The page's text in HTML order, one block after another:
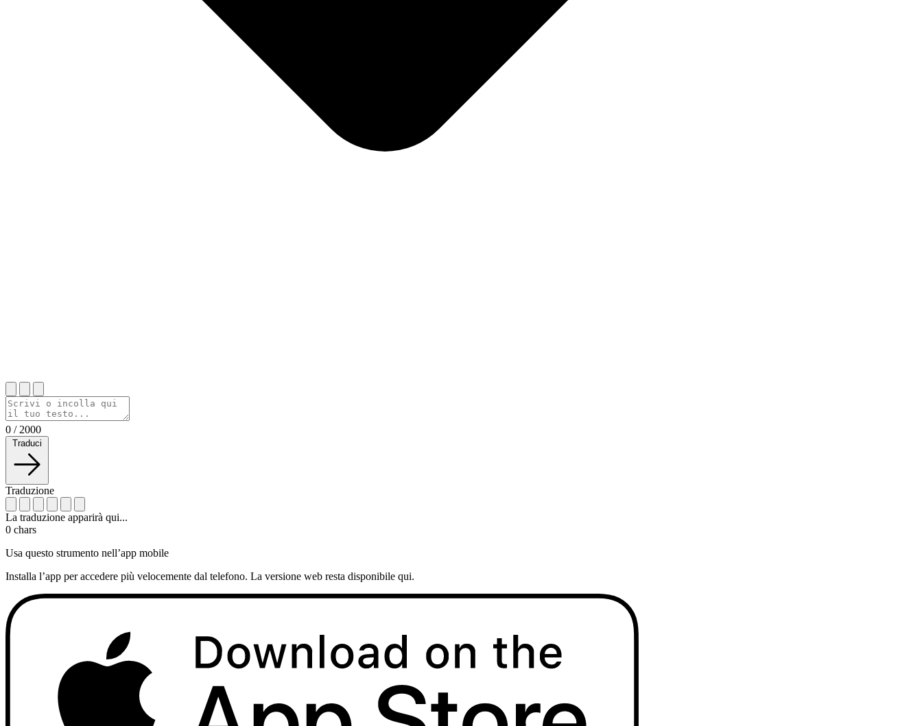
0 / 2000
Traduci
Traduzione
La traduzione apparirà qui...
0 chars
Usa questo strumento nell’app mobile
Installa l’app per accedere più velocemente dal telefono. La versione web resta disponibile qui.